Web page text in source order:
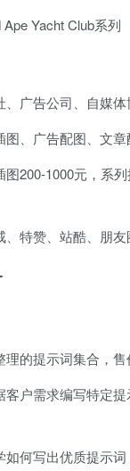
Ape Yacht Club系列
、广告公司、自媒体
图、广告配图、文章
图200-1000元，系
、特赞、站酷、朋友
理的提示词集合，售
客户需求编写特定
如何写出优质提示